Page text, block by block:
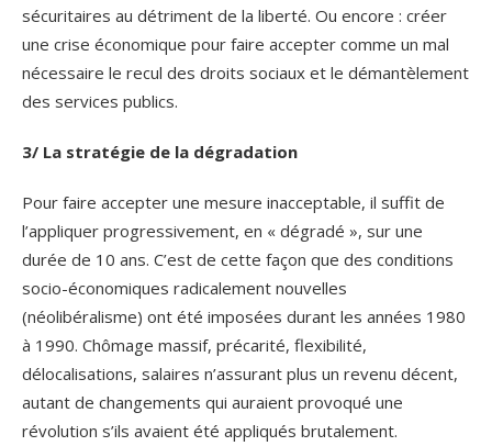
sécuritaires au détriment de la liberté. Ou encore : créer
une crise économique pour faire accepter comme un mal
nécessaire le recul des droits sociaux et le démantèlement
des services publics.
3/ La stratégie de la dégradation
Pour faire accepter une mesure inacceptable, il suffit de
l’appliquer progressivement, en « dégradé », sur une
durée de 10 ans. C’est de cette façon que des conditions
socio-économiques radicalement nouvelles
(néolibéralisme) ont été imposées durant les années 1980
à 1990. Chômage massif, précarité, flexibilité,
délocalisations, salaires n’assurant plus un revenu décent,
autant de changements qui auraient provoqué une
révolution s’ils avaient été appliqués brutalement.